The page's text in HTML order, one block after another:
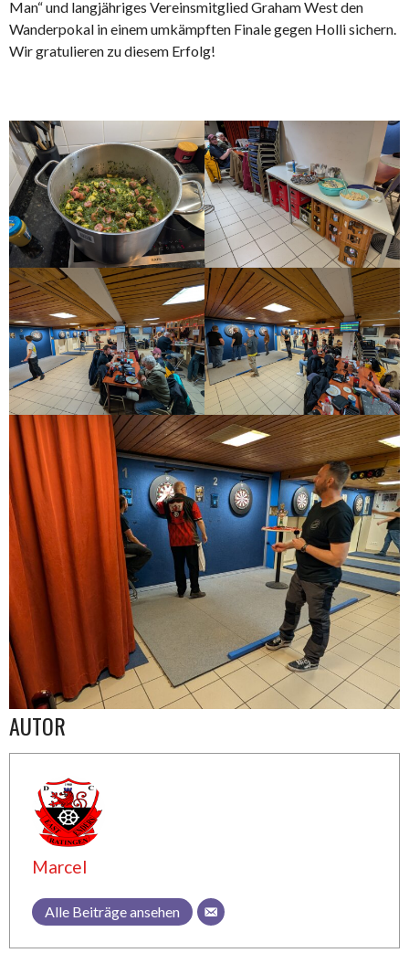
Man“ und langjähriges Vereinsmitglied Graham West den
Wanderpokal in einem umkämpften Finale gegen Holli sichern.
Wir gratulieren zu diesem Erfolg!
AUTOR
Marcel
Alle Beiträge ansehen